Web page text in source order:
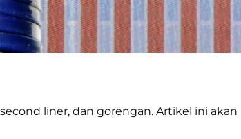
liner, dan gorengan. Artikel ini akan